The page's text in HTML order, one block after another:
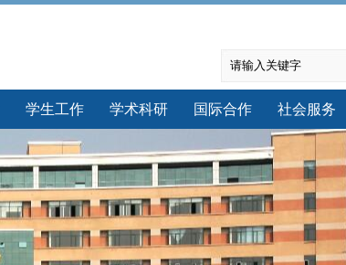
学生工作 学术科研 国际合作 社会服务